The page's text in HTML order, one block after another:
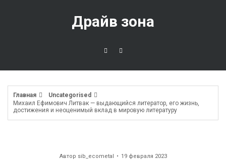
Драйв зона
Главная
Uncategorised
Михаил Ефимович Литвак — выдающийся литератор, его жизнь,
достижения и неоценимый вклад в мировую литературу
Автор sib_ecometal 19 февраля 2023